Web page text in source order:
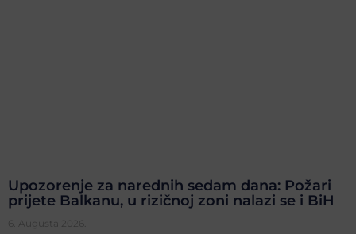
Upozorenje za narednih sedam dana: Požari
prijete Balkanu, u rizičnoj zoni nalazi se i BiH
6. Augusta 2026.